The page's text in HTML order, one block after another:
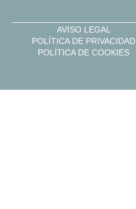
AVISO LEGAL
POLÍTICA DE PRIVACIDAD
POLÍTICA DE COOKIES